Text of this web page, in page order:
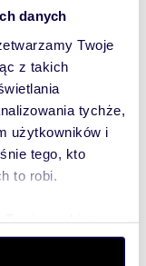
danych
Twoje
z takich
tychże,
użytkowników i
tego, kto
to robi.
preferencje w
cookie możesz
kawiarnia
siedziba
–
do Twoich